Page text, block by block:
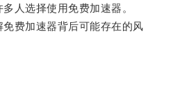
选择使用免费加速器。
费加速器背后可能存在的风